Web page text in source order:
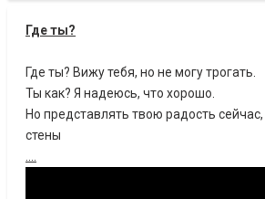
Где ты?
Где ты? Вижу тебя, но не могу трогать.
Ты как? Я надеюсь, что хорошо.
Но представлять твою радость
стены